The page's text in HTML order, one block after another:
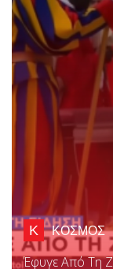
Κ ΚΟΣΜΟΣ
Έφυγε Από Τη